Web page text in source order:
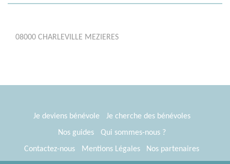
08000 CHARLEVILLE MEZIERES
Je deviens bénévole
Je cherche des bénévoles
Nos guides
Qui sommes-nous ?
Contactez-nous
Mentions Légales
Nos partenaires